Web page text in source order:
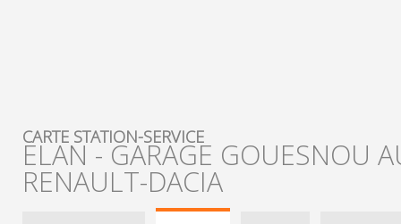
CARTE STATION-SERVICE
ELAN - GARAGE GOUESNOU
RENAULT-DACIA